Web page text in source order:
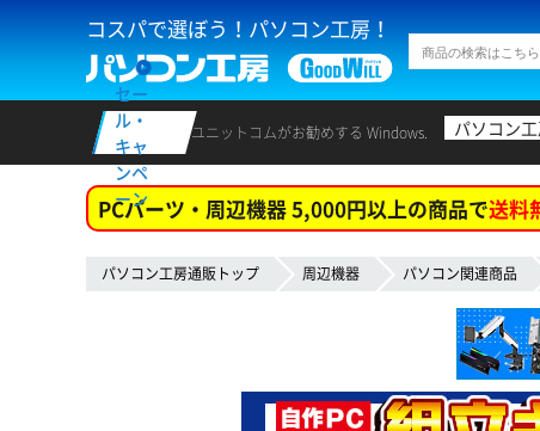
コスパで選ぼう！パソコン工房！
セー
ル・
キャ
ンペ
ーン
ユニットコムがお勧めする Windows. パソコン
PCパーツ・周辺機器 5,000円以上の商品で送料
パソコン工房通販トップ 周辺機器 パソコン関連商品